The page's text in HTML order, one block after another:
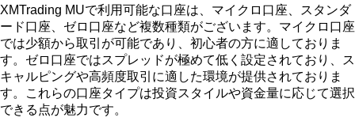
XMTrading MUで利用可能な口座は、マイクロ口座、スタンダ
ード口座、ゼロ口座など複数種類がございます。マイクロ口座
では少額から取引が可能であり、初心者の方に適しておりま
す。ゼロ口座ではスプレッドが極めて低く設定されており、ス
キャルピングや高頻度取引に適した環境が提供されておりま
す。これらの口座タイプは投資スタイルや資金量に応じて選択
できる点が魅力です。